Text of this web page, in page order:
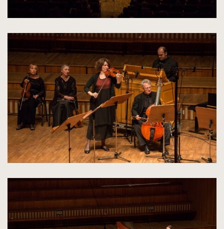
spowoduje
powiększenie
zdjęcia
rozmiarów
oryginalnych
spowoduje
powiększenie
rozmiarów
oryginalnych